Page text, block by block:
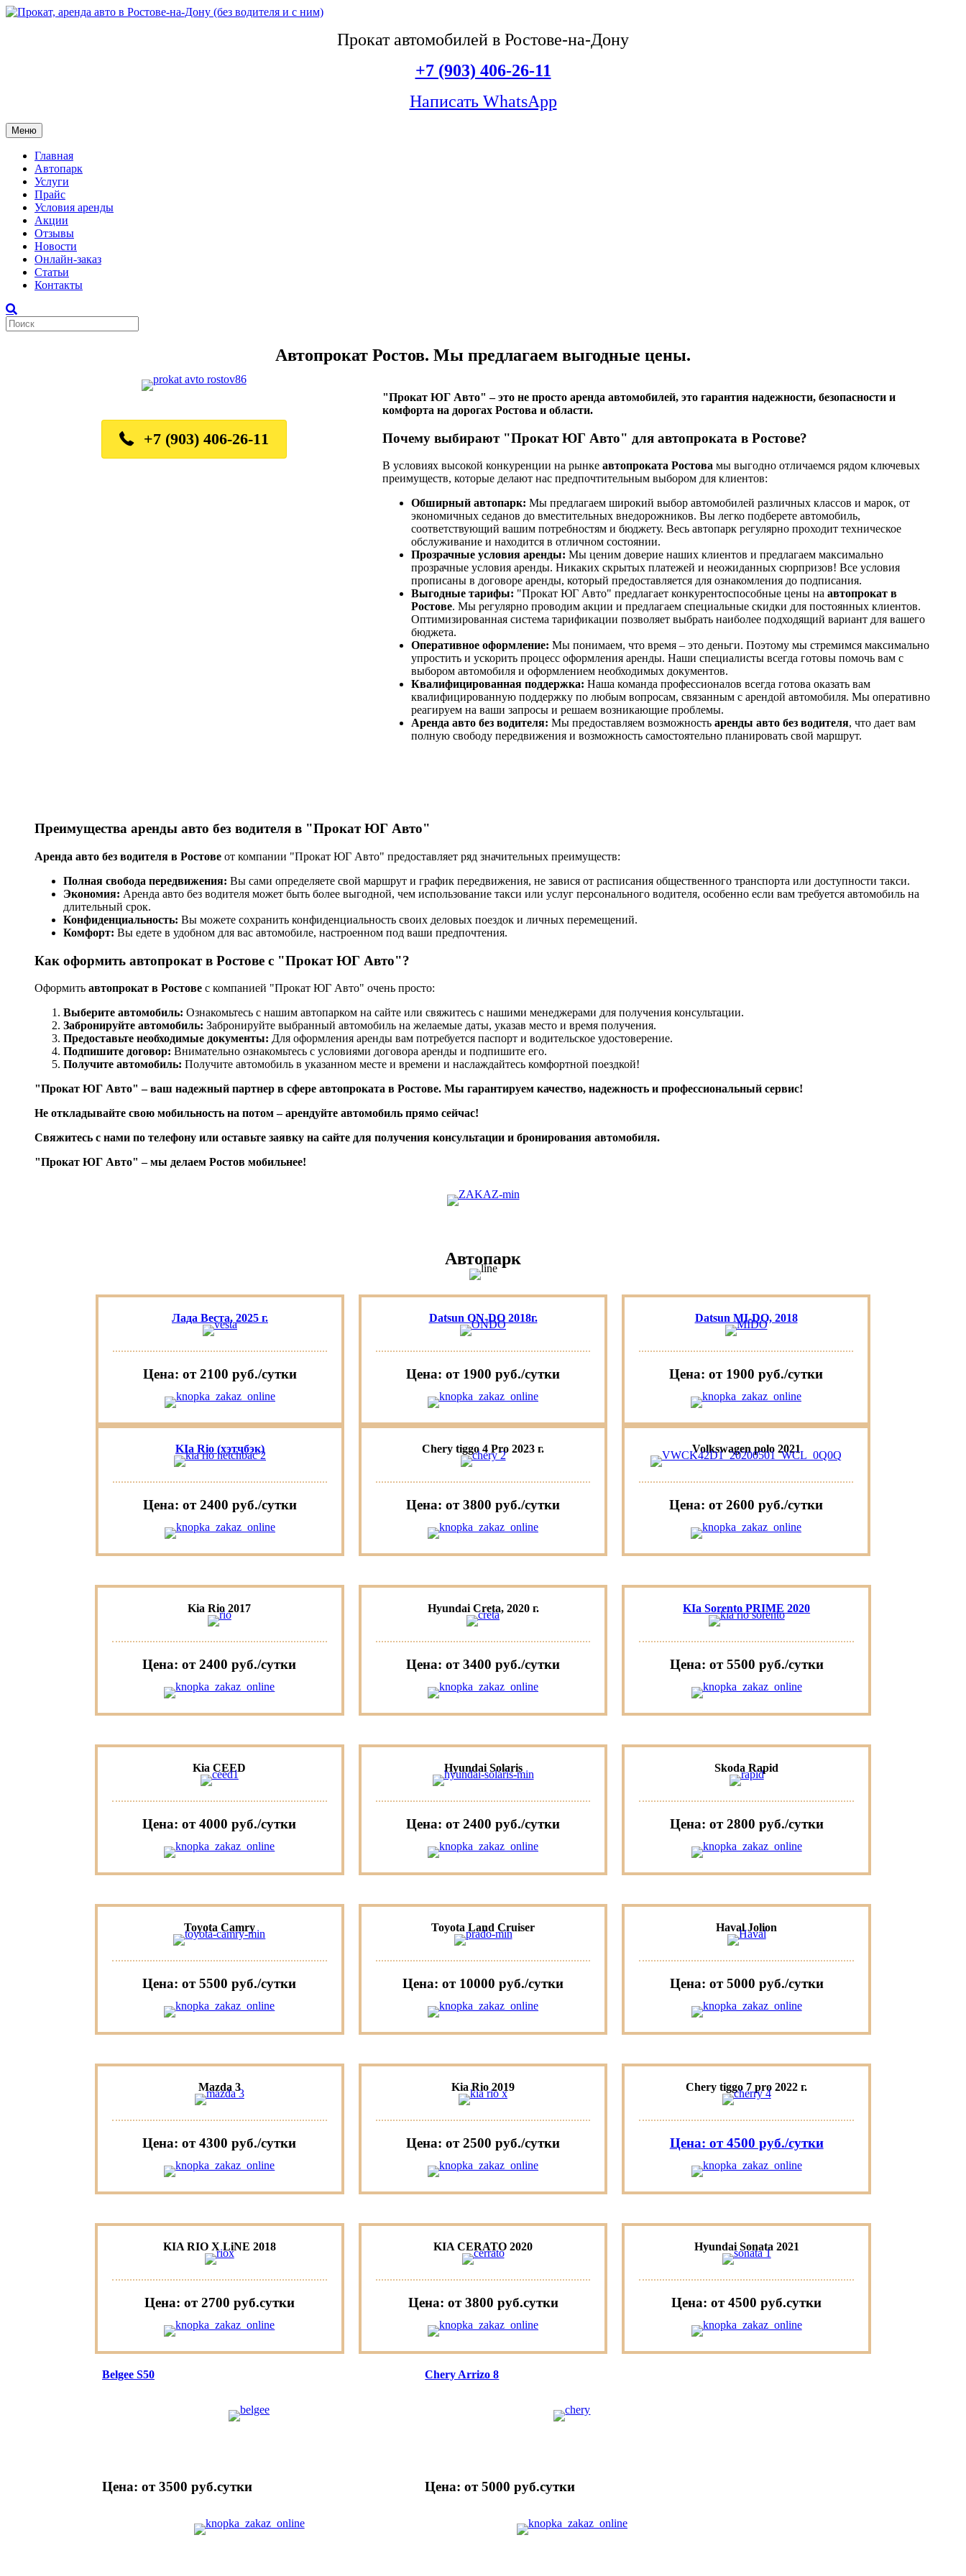
Прокат автомобилей в Ростове-на-Дону
+7 (903) 406-26-11
Написать WhatsApp
Меню
Главная
Автопарк
Услуги
Прайс
Условия аренды
Акции
Отзывы
Новости
Онлайн-заказ
Статьи
Контакты
Автопрокат Ростов. Мы предлагаем выгодные цены.
+7 (903) 406-26-11
"Прокат ЮГ Авто" – это не просто аренда автомобилей, это гарантия надежности, безопасности и
комфорта на дорогах Ростова и области.
Почему выбирают "Прокат ЮГ Авто" для автопроката в Ростове?
В условиях высокой конкуренции на рынке автопроката Ростовамы выгодно отличаемся рядом ключевых
преимуществ, которые делают нас предпочтительным выбором для клиентов:
Обширный автопарк: Мы предлагаем широкий выбор автомобилей различных классов и марок, от
экономичных седанов до вместительных внедорожников. Вы легко подберете автомобиль,
соответствующий вашим потребностям и бюджету. Весь автопарк регулярно проходит техническое
обслуживание и находится в отличном состоянии.
Прозрачные условия аренды: Мы ценим доверие наших клиентов и предлагаем максимально
прозрачные условия аренды. Никаких скрытых платежей и неожиданных сюрпризов! Все условия
прописаны в договоре аренды, который предоставляется для ознакомления до подписания.
Выгодные тарифы: "Прокат ЮГ Авто" предлагает конкурентоспособные цены на автопрокат в
Ростове. Мы регулярно проводим акции и предлагаем специальные скидки для постоянных клиентов.
Оптимизированная система тарификации позволяет выбрать наиболее подходящий вариант для вашего
бюджета.
Оперативное оформление: Мы понимаем, что время – это деньги. Поэтому мы стремимся максимально
упростить и ускорить процесс оформления аренды. Наши специалисты всегда готовы помочь вам с
выбором автомобиля и оформлением необходимых документов.
Квалифицированная поддержка: Наша команда профессионалов всегда готова оказать вам
квалифицированную поддержку по любым вопросам, связанным с арендой автомобиля. Мы оперативно
реагируем на ваши запросы и решаем возникающие проблемы.
Аренда авто без водителя: Мы предоставляем возможность аренды авто без водителя, что дает вам
полную свободу передвижения и возможность самостоятельно планировать свой маршрут.
Преимущества аренды авто без водителя в "Прокат ЮГ Авто"
Аренда авто без водителя в Ростове от компании "Прокат ЮГ Авто" предоставляет ряд значительных преимуществ:
Полная свобода передвижения: Вы сами определяете свой маршрут и график передвижения, не завися от расписания общественного транспорта или доступности такси.
Экономия: Аренда авто без водителя может быть более выгодной, чем использование такси или услуг персонального водителя, особенно если вам требуется автомобиль на
длительный срок.
Конфиденциальность: Вы можете сохранить конфиденциальность своих деловых поездок и личных перемещений.
Комфорт: Вы едете в удобном для вас автомобиле, настроенном под ваши предпочтения.
Как оформить автопрокат в Ростове с "Прокат ЮГ Авто"?
Оформить автопрокат в Ростове с компанией "Прокат ЮГ Авто" очень просто:
Выберите автомобиль: Ознакомьтесь с нашим автопарком на сайте или свяжитесь с нашими менеджерами для получения консультации.
Забронируйте автомобиль: Забронируйте выбранный автомобиль на желаемые даты, указав место и время получения.
Предоставьте необходимые документы: Для оформления аренды вам потребуется паспорт и водительское удостоверение.
Подпишите договор: Внимательно ознакомьтесь с условиями договора аренды и подпишите его.
Получите автомобиль: Получите автомобиль в указанном месте и времени и наслаждайтесь комфортной поездкой!
"Прокат ЮГ Авто" – ваш надежный партнер в сфере автопроката в Ростове. Мы гарантируем качество, надежность и профессиональный сервис!
Не откладывайте свою мобильность на потом – арендуйте автомобиль прямо сейчас!
Свяжитесь с нами по телефону или оставьте заявку на сайте для получения консультации и бронирования автомобиля.
"Прокат ЮГ Авто" – мы делаем Ростов мобильнее!
Автопарк
Лада Веста, 2025 г.
Цена: от 2100 руб./сутки
Datsun ON-DO 2018г.
Цена: от 1900 руб./сутки
Datsun MI-DO, 2018
Цена: от 1900 руб./сутки
KIa Rio (хэтчбэк)
Цена: от 2400 руб./сутки
Chery tiggo 4 Pro 2023 г.
Цена: от 3800 руб./сутки
Volkswagen polo 2021
Цена: от 2600 руб./сутки
Kia Rio 2017
Цена: от 2400 руб./сутки
Hyundai Creta, 2020 г.
Цена: от 3400 руб./сутки
KIa Sorento PRIME 2020
Цена: от 5500 руб./сутки
Kia CEED
Цена: от 4000 руб./сутки
Hyundai Solaris
Цена: от 2400 руб./сутки
Skoda Rapid
Цена: от 2800 руб./сутки
Toyota Camry
Цена: от 5500 руб./сутки
Toyota Land Cruiser
Цена: от 10000 руб./сутки
Haval Jolion
Цена: от 5000 руб./сутки
Mazda 3
Цена: от 4300 руб./сутки
Kia Rio 2019
Цена: от 2500 руб./сутки
Chery tiggo 7 pro 2022 г.
Цена: от 4500 руб./сутки
KIA RIO X LiNE 2018
Цена: от 2700 руб.cутки
KIA CERATO 2020
Цена: от 3800 руб.cутки
Hyundai Sonata 2021
Цена: от 4500 руб.cутки
Belgee S50
Цена: от 3500 руб.cутки
Chery Arrizo 8
Цена: от 5000 руб.cутки